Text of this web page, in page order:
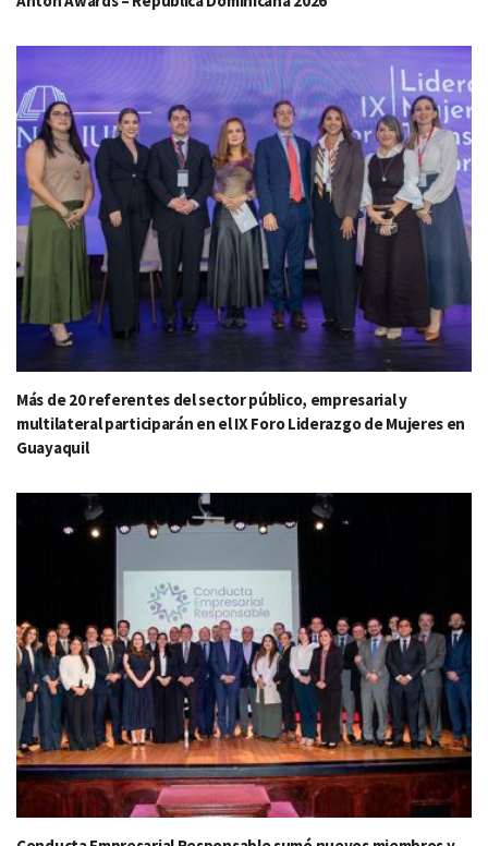
Más de 20 referentes del sector público, empresarial y
multilateral participarán en el IX Foro Liderazgo de Mujeres en
Guayaquil